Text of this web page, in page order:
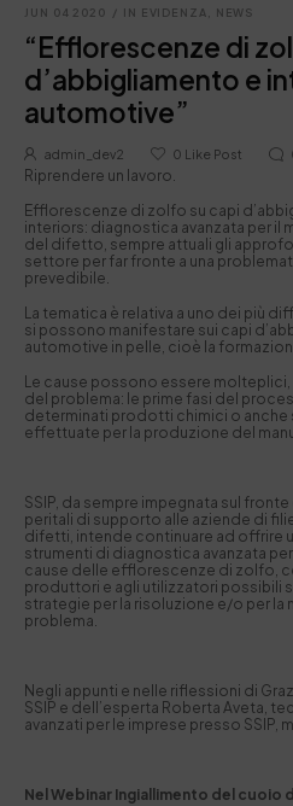
JUN 04 2020 / IN EVIDENZA, NEWS
“Efflorescenze di
d’abbigliamento e
automotive”
admin_dev2 0 Like Post
Riprendere un lavoro.
Efflorescenze di zolfo su capi
interiors: diagnostica avanzata per il
del difetto, sempre attuali gli
settore per far fronte a una
prevedibile.
La tematica è relativa a uno dei più
si possono manifestare sui capi
automotive in pelle, cioè la
Le cause possono essere
del problema: le prime fasi del
determinati prodotti chimici o
effettuate per la produzione del
SSIP, da sempre impegnata sul
peritali di supporto alle aziende di
difetti, intende continuare ad offrire
strumenti di diagnostica avanzata
cause delle efflorescenze di zolfo,
produttori e agli utilizzatori possibili
strategie per la risoluzione e/o per la
problema.
Negli appunti e nelle riflessioni di
SSIP e dell’esperta Roberta Aveta,
avanzati per le imprese presso SSIP,
Nel Webinar Ingiallimento del